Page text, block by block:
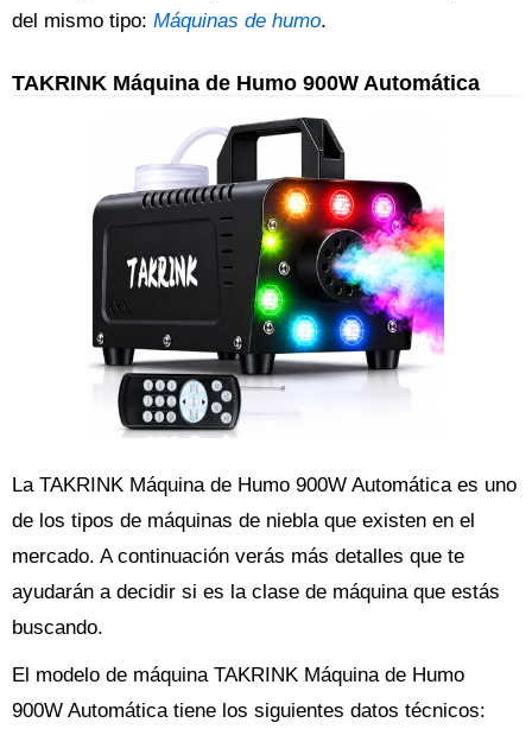
del mismo tipo: Máquinas de humo.
TAKRINK Máquina de Humo 900W Automática
La TAKRINK Máquina de Humo 900W Automática es uno
de los tipos de máquinas de niebla que existen en el
mercado. A continuación verás más detalles que te
ayudarán a decidir si es la clase de máquina que estás
buscando.
El modelo de máquina TAKRINK Máquina de Humo
900W Automática tiene los siguientes datos técnicos: